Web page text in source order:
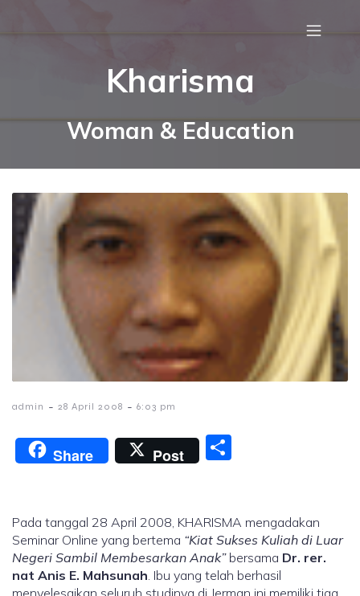
Kharisma
Woman & Education
admin - 28 April 2008 - 6:03 pm
Share Post
e
Pada tanggal 28 April 2008, KHARISMA mengadakan
Seminar Online yang bertema “Kiat Sukses Kuliah di Luar
Negeri Sambil Membesarkan Anak”bersama Dr. rer.
nat Anis E. Mahsunah. Ibu yang telah berhasil